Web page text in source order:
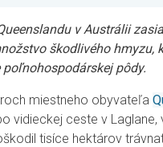
v Austrálii
škodlivého hmyzu,
pôdy.
miestneho obyvateľa
vidieckej ceste v Laglane,
tisíce hektárov